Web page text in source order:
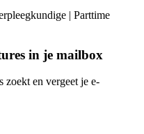
| Parttime
in je mailbox
zoekt en vergeet je e-